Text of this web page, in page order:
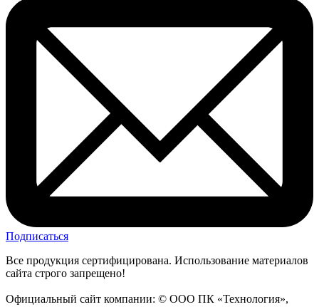
Подписаться
Все продукция сертифицирована. Использование материалов
сайта строго запрещено!
Официальный сайт компании: © ООО ПК «Технология»,